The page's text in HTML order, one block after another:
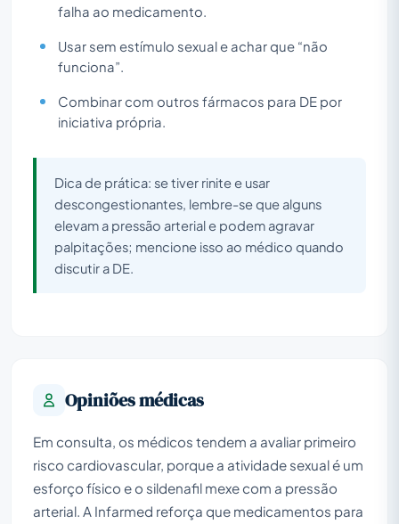
falha ao medicamento.
Usar sem estímulo sexual e achar que “não
funciona”.
Combinar com outros fármacos para DE por
iniciativa própria.
Dica de prática: se tiver rinite e usar
descongestionantes, lembre-se que alguns
elevam a pressão arterial e podem agravar
palpitações; mencione isso ao médico quando
discutir a DE.
Opiniões médicas
Em consulta, os médicos tendem a avaliar primeiro
risco cardiovascular, porque a atividade sexual é um
esforço físico e o sildenafil mexe com a pressão
arterial. A Infarmed reforça que medicamentos para